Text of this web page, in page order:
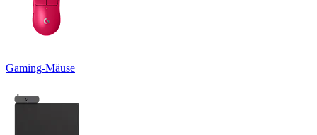
Gaming-Mäuse